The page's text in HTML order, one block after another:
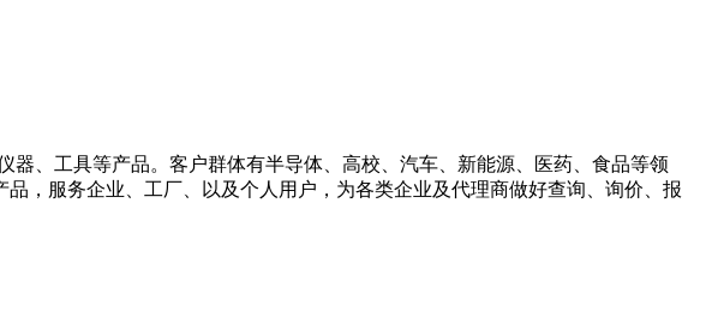
、工具等产品。客户群体有半导体、高校、汽车、新能源、医药、食品等领
，服务企业、工厂、以及个人用户，为各类企业及代理商做好查询、询价、报